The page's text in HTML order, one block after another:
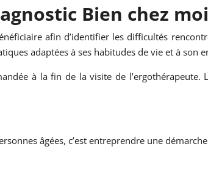
Bien chez moi
afin d’identifier les difficultés
adaptées à ses habitudes de vie et à
à la fin de la visite de
âgées, c’est entreprendre une